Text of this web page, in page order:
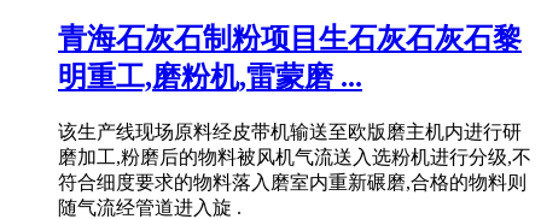
青海石灰石制粉项目生石灰石灰石黎
明重工,磨粉机,雷蒙磨 ...
该生产线现场原料经皮带机输送至欧版磨主机内进行研
磨加工,粉磨后的物料被风机气流送入选粉机进行分级,不
符合细度要求的物料落入磨室内重新碾磨,合格的物料则
随气流经管道进入旋 .